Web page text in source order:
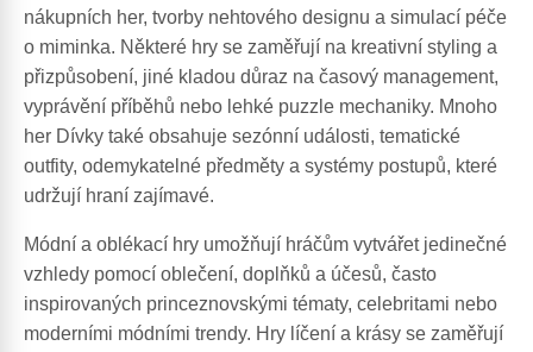
nákupních her, tvorby nehtového designu a simulací péče
o miminka. Některé hry se zaměřují na kreativní styling a
přizpůsobení, jiné kladou důraz na časový management,
vyprávění příběhů nebo lehké puzzle mechaniky. Mnoho
her Dívky také obsahuje sezónní události, tematické
outfity, odemykatelné předměty a systémy postupů, které
udržují hraní zajímavé.
Módní a oblékací hry umožňují hráčům vytvářet jedinečné
vzhledy pomocí oblečení, doplňků a účesů, často
inspirovaných princeznovskými tématy, celebritami nebo
moderními módními trendy. Hry líčení a krásy se zaměřují